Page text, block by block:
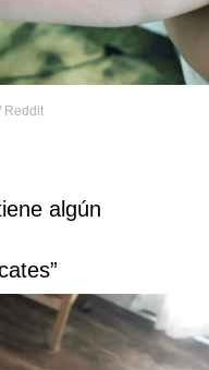
Reddit
algún